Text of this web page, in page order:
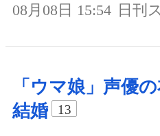
08月08日 15:54 日刊
「ウマ娘」声優
結婚
13